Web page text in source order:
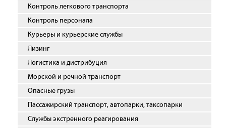
Контроль легкового транспорта
Контроль персонала
Курьеры и курьерские службы
Лизинг
Логистика и дистрибуция
Морской и речной транспорт
Опасные грузы
Пассажирский транспорт, автопарки, таксопарки
Службы экстренного реагирования